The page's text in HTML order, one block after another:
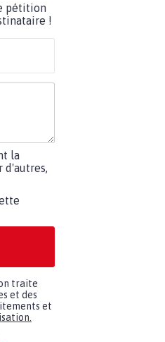
pétition
!
la
d'autres,
traite
et des
et